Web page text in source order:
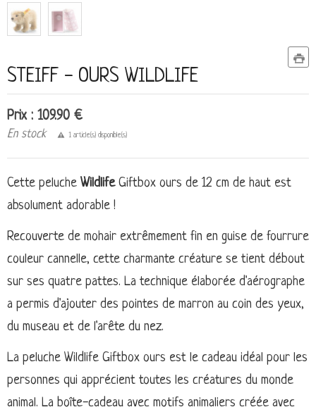
STEIFF - OURS WILDLIFE
Prix : 109.90 €
En stock 1 article(s) disponible(s)
Cette peluche WildlifeGiftbox ours de 12 cm de haut est
absolument adorable !
Recouverte de mohair extrêmement fin en guise de fourrure
couleur cannelle, cette charmante créature se tient débout
sur ses quatre pattes. La technique élaborée d'aérographe
a permis d'ajouter des pointes de marron au coin des yeux,
du museau et de l'arête du nez.
La peluche Wildlife Giftbox ours est le cadeau idéal pour les
personnes qui apprécient toutes les créatures du monde
animal. La boîte-cadeau avec motifs animaliers créée avec